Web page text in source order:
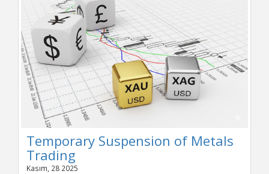
Temporary Suspension of Metals
Trading
Kasım, 28 2025